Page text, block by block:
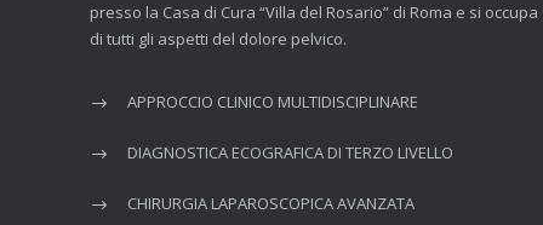
presso la Casa di Cura “Villa del Rosario” di Roma e si occupa
di tutti gli aspetti del dolore pelvico.
APPROCCIO CLINICO MULTIDISCIPLINARE
DIAGNOSTICA ECOGRAFICA DI TERZO LIVELLO
CHIRURGIA LAPAROSCOPICA AVANZATA